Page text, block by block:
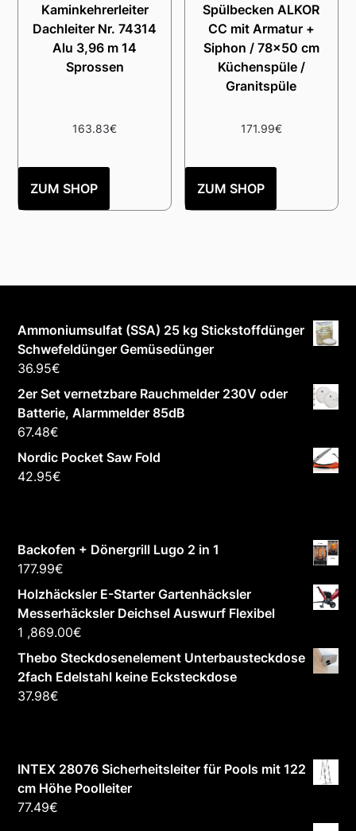
Kaminkehrerleiter
Dachleiter Nr. 74314
Alu 3,96 m 14
Sprossen
163.83€
ZUM SHOP
Spülbecken ALKOR
CC mit Armatur +
Siphon / 78×50 cm
Küchenspüle /
Granitspüle
171.99€
ZUM SHOP
Ammoniumsulfat (SSA) 25 kg Stickstoffdünger
Schwefeldünger Gemüsedünger
36.95€
2er Set vernetzbare Rauchmelder 230V oder
Batterie, Alarmmelder 85dB
67.48€
Nordic Pocket Saw Fold
42.95€
Backofen + Dönergrill Lugo 2 in 1
177.99€
Holzhäcksler E-Starter Gartenhäcksler
Messerhäcksler Deichsel Auswurf Flexibel
1 ,869.00€
Thebo Steckdosenelement Unterbausteckdose
2fach Edelstahl keine Ecksteckdose
37.98€
INTEX 28076 Sicherheitsleiter für Pools mit 122
cm Höhe Poolleiter
77.49€